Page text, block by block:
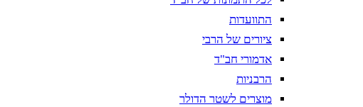
התוועדות
ציורים של הרבי
אדמורי חב"ד
הרבניות
מוצרים לשטר הדולר